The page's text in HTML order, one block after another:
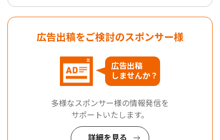
広告出稿をご検討のスポンサー様
広告出稿
しませんか？
多様なスポンサー様の情報発信を
サポートいたします。
詳細を見る